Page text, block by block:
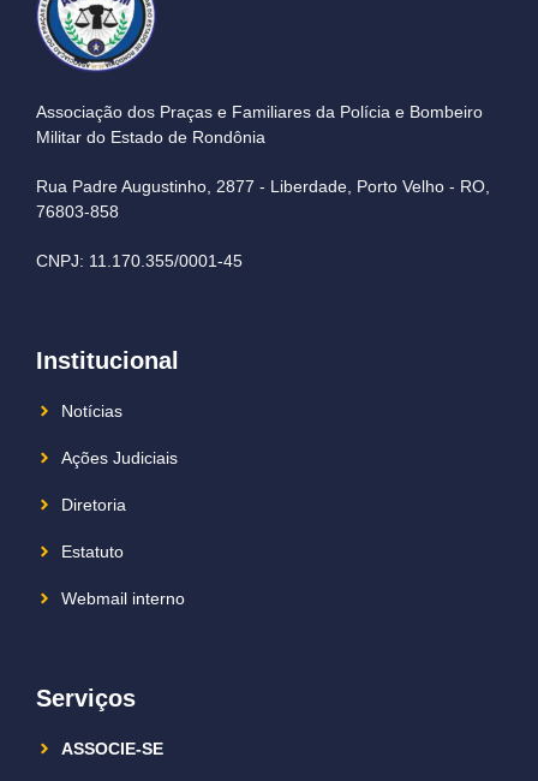
Associação dos Praças e Familiares da Polícia e Bombeiro
Militar do Estado de Rondônia
Rua Padre Augustinho, 2877 - Liberdade, Porto Velho - RO,
76803-858
CNPJ: 11.170.355/0001-45
Institucional
Notícias
Ações Judiciais
Diretoria
Estatuto
Webmail interno
Serviços
ASSOCIE-SE